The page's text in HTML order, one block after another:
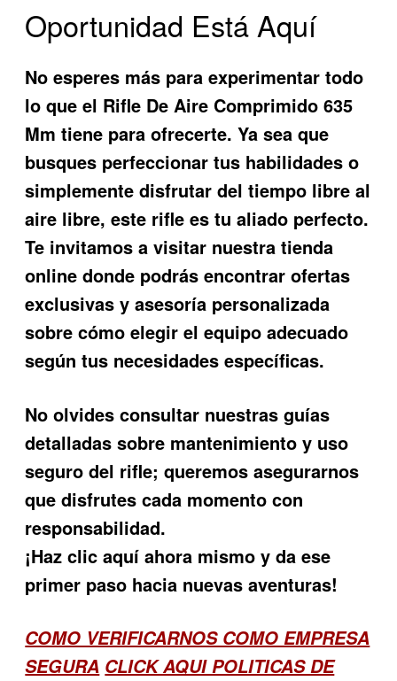
Oportunidad Está Aquí
No esperes más para experimentar todo
lo que el Rifle De Aire Comprimido 635
Mm tiene para ofrecerte. Ya sea que
busques perfeccionar tus habilidades o
simplemente disfrutar del tiempo libre al
aire libre, este rifle es tu aliado perfecto.
Te invitamos a visitar nuestra tienda
online donde podrás encontrar ofertas
exclusivas y asesoría personalizada
sobre cómo elegir el equipo adecuado
según tus necesidades específicas.
No olvides consultar nuestras guías
detalladas sobre mantenimiento y uso
seguro del rifle; queremos asegurarnos
que disfrutes cada momento con
responsabilidad.
¡Haz clic aquí ahora mismo y da ese
primer paso hacia nuevas aventuras!
COMO VERIFICARNOS COMO EMPRESA
SEGURA CLICK AQUI POLITICAS DE